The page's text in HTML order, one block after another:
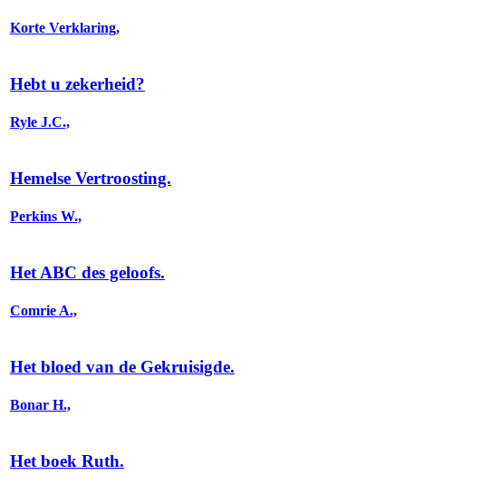
Korte Verklaring,
Hebt u zekerheid?
Ryle J.C.,
Hemelse Vertroosting.
Perkins W.,
Het ABC des geloofs.
Comrie A.,
Het bloed van de Gekruisigde.
Bonar H.,
Het boek Ruth.